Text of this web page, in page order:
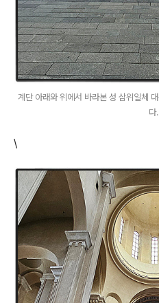
계단 아래와 위에서 바라본 성 삼위일체
다.
\